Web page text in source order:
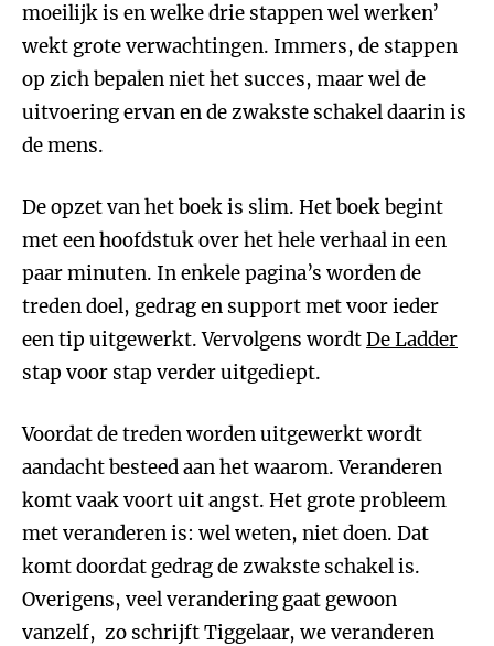
moeilijk is en welke drie stappen wel werken’
wekt grote verwachtingen. Immers, de stappen
op zich bepalen niet het succes, maar wel de
uitvoering ervan en de zwakste schakel daarin is
de mens.
De opzet van het boek is slim. Het boek begint
met een hoofdstuk over het hele verhaal in een
paar minuten. In enkele pagina’s worden de
treden doel, gedrag en support met voor ieder
een tip uitgewerkt. Vervolgens wordtDe Ladder
stap voor stap verder uitgediept.
Voordat de treden worden uitgewerkt wordt
aandacht besteed aan het waarom. Veranderen
komt vaak voort uit angst. Het grote probleem
met veranderen is: wel weten, niet doen. Dat
komt doordat gedrag de zwakste schakel is.
Overigens, veel verandering gaat gewoon
vanzelf, zo schrijft Tiggelaar, we veranderen